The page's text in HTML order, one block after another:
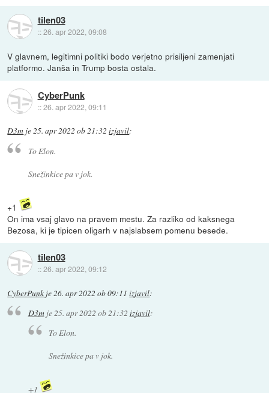
tilen03
::26. apr 2022, 09:08
V glavnem, legitimni politiki bodo verjetno prisiljeni zamenjati
platformo. Janša in Trump bosta ostala.
CyberPunk
::26. apr 2022, 09:11
D3m je25. apr 2022 ob 21:32 izjavil:
To Elon.
Snežinkice pa v jok.
+1
On ima vsaj glavo na pravem mestu. Za razliko od kaksnega
Bezosa, ki je tipicen oligarh v najslabsem pomenu besede.
tilen03
::26. apr 2022, 09:12
CyberPunk je26. apr 2022 ob 09:11 izjavil:
D3mje25. apr 2022 ob 21:32 izjavil:
To Elon.
Snežinkice pa v jok.
+1